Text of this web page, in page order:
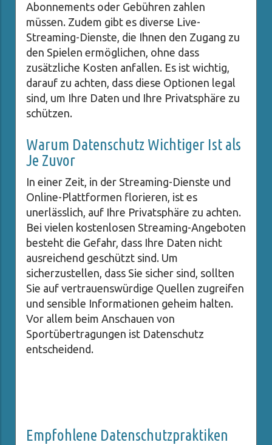
Abonnements oder Gebühren zahlen
müssen. Zudem gibt es diverse Live-
Streaming-Dienste, die Ihnen den Zugang zu
den Spielen ermöglichen, ohne dass
zusätzliche Kosten anfallen. Es ist wichtig,
darauf zu achten, dass diese Optionen legal
sind, um Ihre Daten und Ihre Privatsphäre zu
schützen.
Warum Datenschutz Wichtiger Ist als
Je Zuvor
In einer Zeit, in der Streaming-Dienste und
Online-Plattformen florieren, ist es
unerlässlich, auf Ihre Privatsphäre zu achten.
Bei vielen kostenlosen Streaming-Angeboten
besteht die Gefahr, dass Ihre Daten nicht
ausreichend geschützt sind. Um
sicherzustellen, dass Sie sicher sind, sollten
Sie auf vertrauenswürdige Quellen zugreifen
und sensible Informationen geheim halten.
Vor allem beim Anschauen von
Sportübertragungen ist Datenschutz
entscheidend.
Empfohlene Datenschutzpraktiken